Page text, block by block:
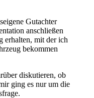
Gutachter
anschließen
erhalten, mit der ich
bekommen
diskutieren, ob
ging es nur um die